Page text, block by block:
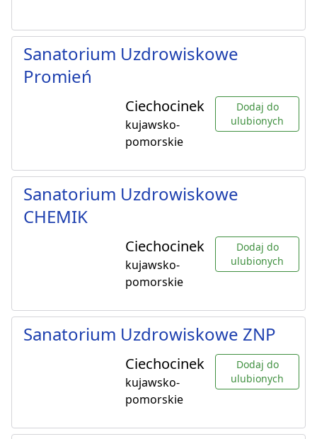
Sanatorium Uzdrowiskowe
Promień
Ciechocinek
kujawsko-
pomorskie
Dodaj do
ulubionych
Sanatorium Uzdrowiskowe
CHEMIK
Ciechocinek
kujawsko-
pomorskie
Dodaj do
ulubionych
Sanatorium Uzdrowiskowe ZNP
Ciechocinek
kujawsko-
pomorskie
Dodaj do
ulubionych